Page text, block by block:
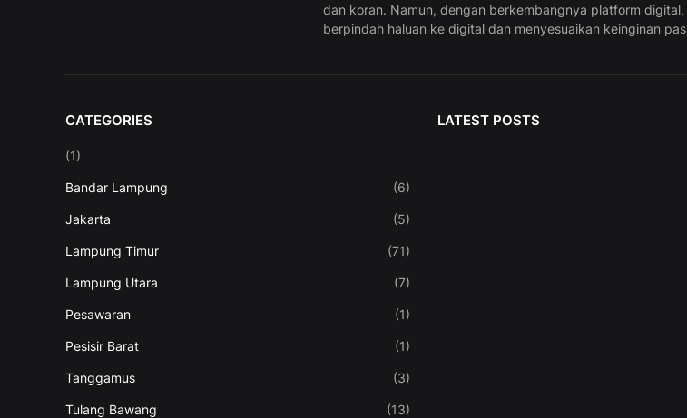
dan koran. Namun, dengan berkembangnya platform
berpindah haluan ke digital dan menyesuaikan keinginan
CATEGORIES
(1)
Bandar Lampung (6)
Jakarta (5)
Lampung Timur (71)
Lampung Utara (7)
Pesawaran (1)
Pesisir Barat (1)
Tanggamus (3)
Tulang Bawang (13)
LATEST POSTS